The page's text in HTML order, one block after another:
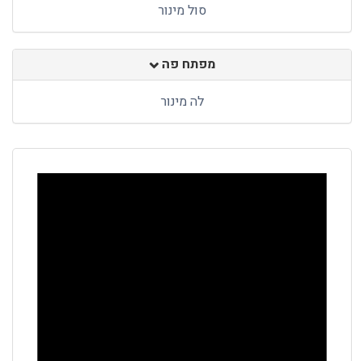
סול מינור
מפתח פה
לה מינור